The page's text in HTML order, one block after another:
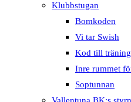
Klubbstugan
Bomkoden
Vi tar Swish
Kod till
Inre rummet
Soptunnan